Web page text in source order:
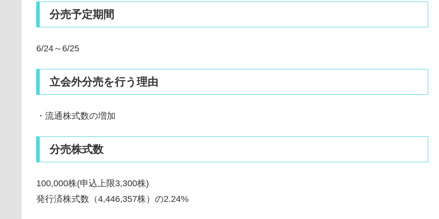
分売予定期間
6/24～6/25
立会外分売を行う理由
・流通株式数の増加
分売株式数
100,000株(申込上限3,300株)
発行済株式数（4,446,357株）の2.24%